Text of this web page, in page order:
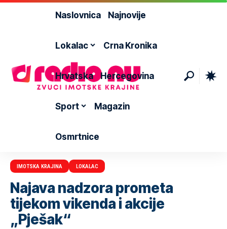
Naslovnica Najnovije
Lokalac Crna Kronika
Hrvatska Hercegovina
Sport Magazin
Osmrtnice
IMOTSKA KRAJINA LOKALAC
Najava nadzora prometa
tijekom vikenda i akcije
„Pješak“